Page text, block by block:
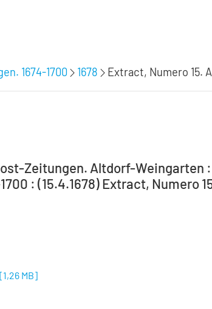
1674-1700 1678 Extract, Numero 15.
Zeitungen. Altdorf-Weingarten
: (15.4.1678) Extract, Numero
[1,26 MB]